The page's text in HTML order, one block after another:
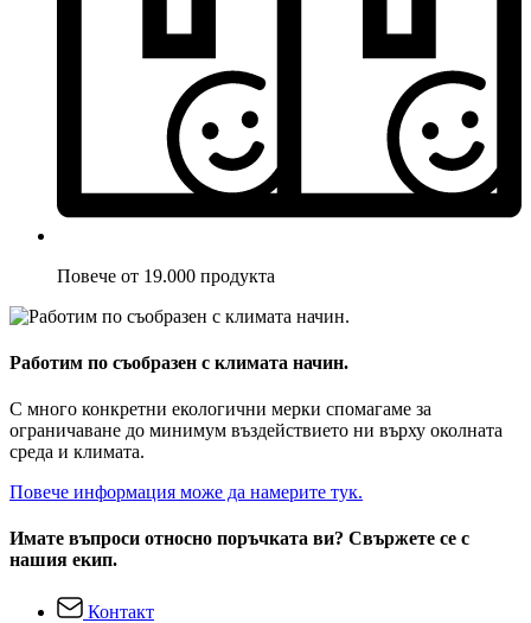
Повече от 19.000 продукта
Работим по съобразен с климата начин.
С много конкретни екологични мерки спомагаме за
ограничаване до минимум въздействието ни върху околната
среда и климата.
Повече информация може да намерите тук.
Имате въпроси относно поръчката ви? Свържете се с
нашия екип.
Контакт